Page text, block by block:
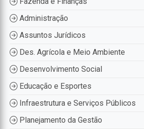
Administração
Assuntos Jurídicos
Des. Agrícola e Meio Ambiente
Desenvolvimento Social
Educação e Esportes
Infraestrutura e Serviços Públicos
Planejamento da Gestão